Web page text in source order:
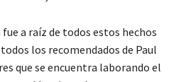
a raíz de todos estos hechos
los recomendados de Paul
que se encuentra laborando el